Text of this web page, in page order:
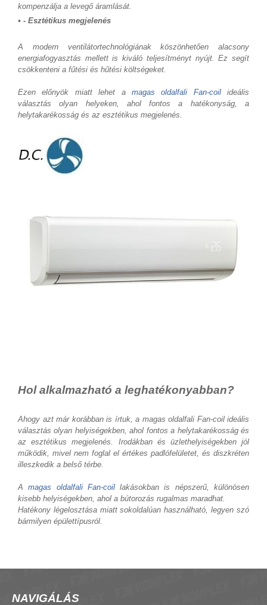
kompenzálja a levegő áramlását.
• - Esztétikus megjelenés
A modern ventilátortechnológiának köszönhetően alacsony
energiafogyasztás mellett is kiváló teljesítményt nyújt. Ez segít
csökkenteni a fűtési és hűtési költségeket.
Ezen előnyök miatt lehet a magas oldalfali Fan-coilideális
választás olyan helyeken, ahol fontos a hatékonyság, a
helytakarékosság és az esztétikus megjelenés.
Hol alkalmazható a leghatékonyabban?
Ahogy azt már korábban is írtuk, a magas oldalfali Fan-coil ideális
választás olyan helyiségekben, ahol fontos a helytakarékosság és
az esztétikus megjelenés. Irodákban és üzlethelyiségekben jól
működik, mivel nem foglal el értékes padlófelületet, és diszkréten
illeszkedik a belső térbe.
Amagas oldalfali Fan-coillakásokban is népszerű, különösen
kisebb helyiségekben, ahol a bútorozás rugalmas maradhat.
Hatékony légelosztása miatt sokoldalúan használható, legyen szó
bármilyen épülettípusról.
NAVIGÁLÁS